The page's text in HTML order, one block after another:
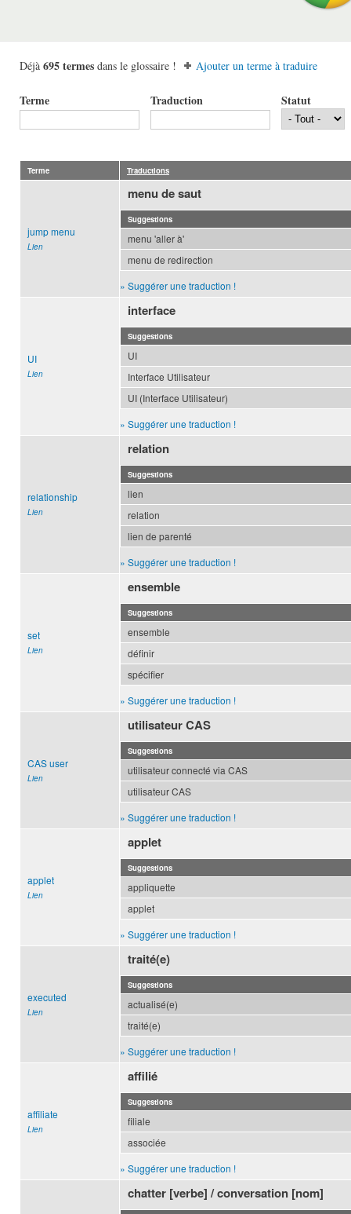
Déjà 695 termes dans le glossaire ! Ajouter un terme à traduire
Terme Traduction Statut
Terme Traductions
jump menu
Lien
menu de saut
Suggestions
menu 'aller à'
menu de redirection
» Suggérer une traduction !
UI
Lien
interface
Suggestions
UI
Interface Utilisateur
UI (Interface Utilisateur)
» Suggérer une traduction !
relationship
Lien
relation
Suggestions
lien
relation
lien de parenté
» Suggérer une traduction !
set
Lien
ensemble
Suggestions
ensemble
définir
spécifier
» Suggérer une traduction !
CAS user
Lien
utilisateur CAS
Suggestions
utilisateur connecté via CAS
utilisateur CAS
» Suggérer une traduction !
applet
Lien
applet
Suggestions
appliquette
applet
» Suggérer une traduction !
executed
Lien
traité(e)
Suggestions
actualisé(e)
traité(e)
» Suggérer une traduction !
affiliate
Lien
affilié
Suggestions
filiale
associée
» Suggérer une traduction !
chatter [verbe] / conversation [nom]